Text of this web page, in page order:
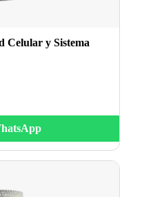
Celular y Sistema